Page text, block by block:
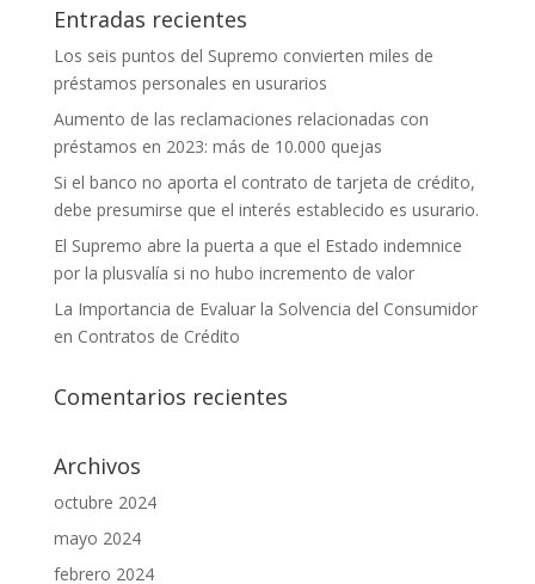
Entradas recientes
Los seis puntos del Supremo convierten miles de
préstamos personales en usurarios
Aumento de las reclamaciones relacionadas con
préstamos en 2023: más de 10.000 quejas
Si el banco no aporta el contrato de tarjeta de crédito,
debe presumirse que el interés establecido es usurario.
El Supremo abre la puerta a que el Estado indemnice
por la plusvalía si no hubo incremento de valor
La Importancia de Evaluar la Solvencia del Consumidor
en Contratos de Crédito
Comentarios recientes
Archivos
octubre 2024
mayo 2024
febrero 2024